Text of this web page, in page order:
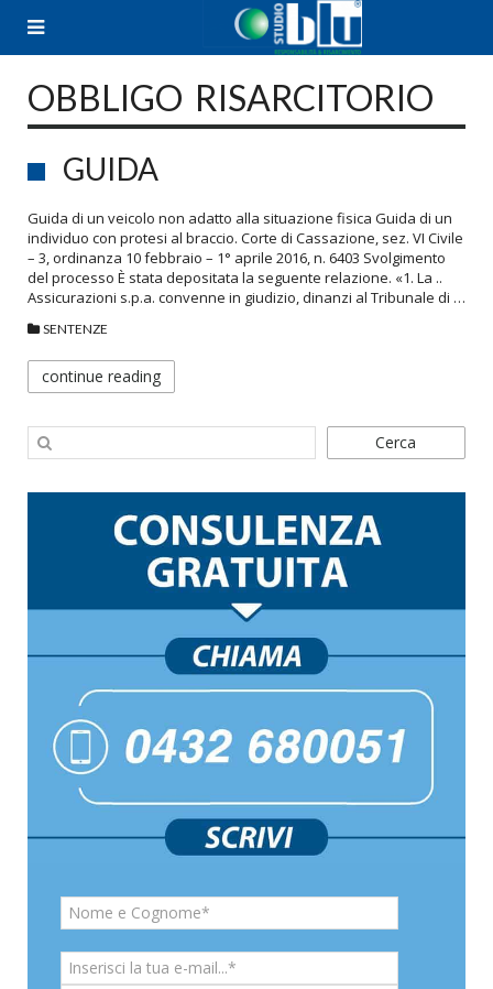
OBBLIGO RISARCITORIO
GUIDA
Guida di un veicolo non adatto alla situazione fisica Guida di un
individuo con protesi al braccio. Corte di Cassazione, sez. VI Civile
– 3, ordinanza 10 febbraio – 1° aprile 2016, n. 6403 Svolgimento
del processo È stata depositata la seguente relazione. «1. La ..
Assicurazioni s.p.a. convenne in giudizio, dinanzi al Tribunale di …
SENTENZE
continue reading
Cerca